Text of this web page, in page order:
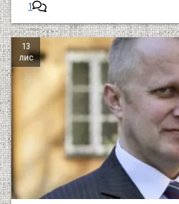
1
13
лис